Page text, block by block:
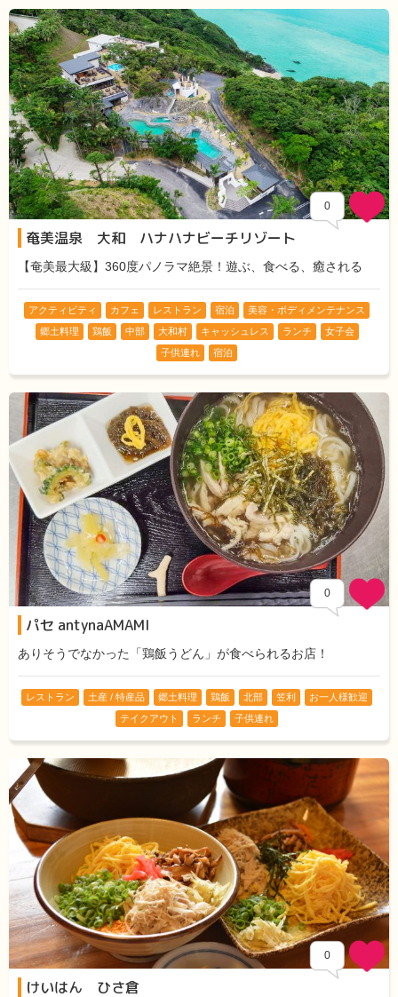
0
奄美温泉 大和 ハナハナビーチリゾート
【奄美最大級】360度パノラマ絶景！遊ぶ、食べる、癒される
アクティビティ カフェ レストラン 宿泊
美容・ボディメンテナンス
郷土料理
鶏飯 中部 大和村 キャッシュレス ランチ
女子会
子供連れ
宿泊
0
パセ antynaAMAMI
ありそうでなかった「鶏飯うどん」が食べられるお店！
レストラン 土産 / 特産品 郷土料理 鶏飯 北部 笠利
お一人様歓迎
テイクアウト
ランチ 子供連れ
0
けいはん ひさ倉